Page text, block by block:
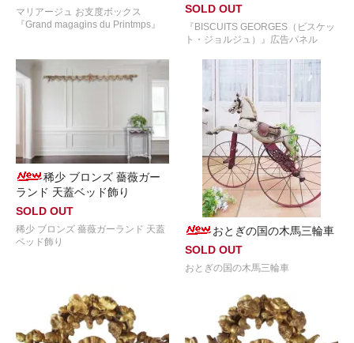
マリアージュ お支度ボックス
『Grand magagins du Printmps』
SOLD OUT
『BISCUITS GEORGES（ビスケッ
ト・ジョルジュ）』広告パネル
稀少 ブロンズ 薔薇ガー
ランド 天蓋ベッド飾り
SOLD OUT
稀少 ブロンズ 薔薇ガーランド 天蓋
ベッド飾り
おとぎの国の木馬三輪車
SOLD OUT
おとぎの国の木馬三輪車